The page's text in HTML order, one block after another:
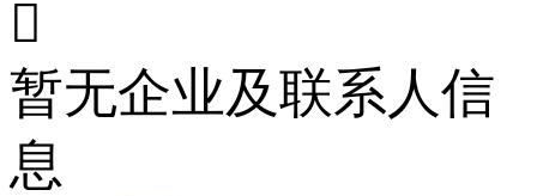

暂无企业及联系人信
息